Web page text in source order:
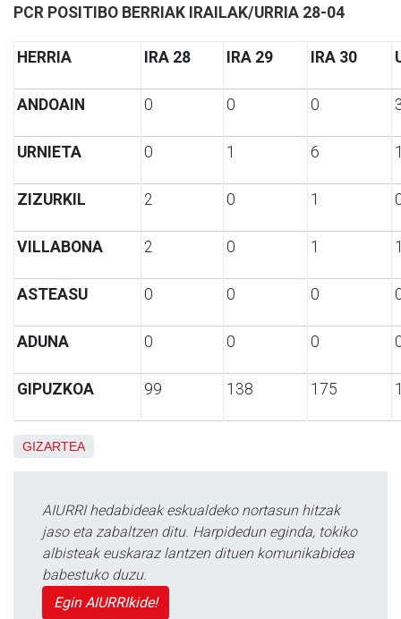
PCR POSITIBO BERRIAK IRAILAK/URRIA 28-04
HERRIA IRA 28 IRA 29 IRA 30
ANDOAIN 0 0 0
URNIETA 0 1 6
ZIZURKIL 2 0 1
VILLABONA 2 0 1
ASTEASU 0 0 0
ADUNA 0 0 0
GIPUZKOA 99 138 175
GIZARTEA
AIURRI hedabideak eskualdeko nortasun hitzak
jaso eta zabaltzen ditu. Harpidedun eginda, tokiko
albisteak euskaraz lantzen dituen komunikabidea
babestuko duzu.
Egin AIURRIkide!